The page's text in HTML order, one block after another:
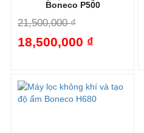
Boneco P500
21,500,000 ₫
18,500,000 ₫